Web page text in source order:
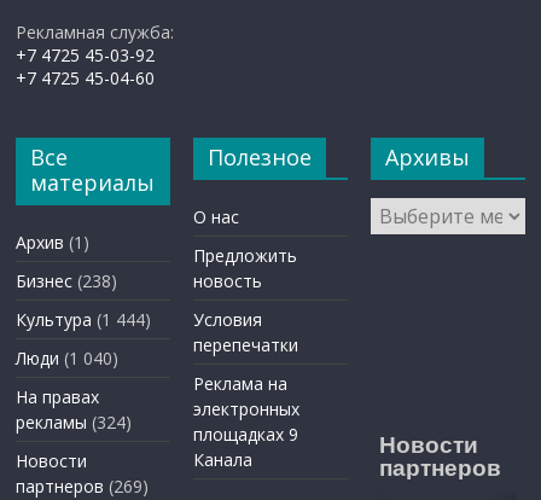
Рекламная служба:
+7 4725 45-03-92
+7 4725 45-04-60
Все
материалы
Архив (1)
Бизнес (238)
Культура (1 444)
Люди (1 040)
На правах
рекламы (324)
Новости
партнеров (269)
Полезное
О нас
Предложить
новость
Условия
перепечатки
Реклама на
электронных
площадках 9
Канала
Архивы
Архивы
Новости
партнеров